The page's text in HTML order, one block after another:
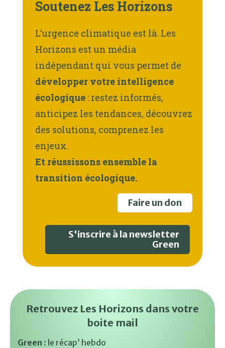
Soutenez Les Horizons
L’urgence climatique est là. Les
Horizons est un média
indépendant qui vous permet de
développer votre intelligence
écologique : restez informés,
anticipez les tendances, découvrez
des solutions, comprenez les
enjeux.
Et réussissons ensemble la
transition écologique.
Faire un don
S'inscrire à la newsletter
Green
Retrouvez Les Horizons dans votre
boite mail
Green : le récap’ hebdo